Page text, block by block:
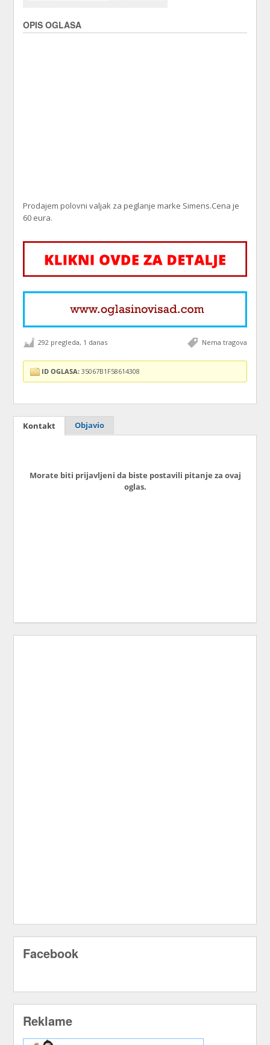
OPIS OGLASA
Prodajem polovni valjak za peglanje marke Simens.Cena je
60 eura.
Nema tragova
292 pregleda, 1 danas
ID OGLASA: 35067B1F58614308
Kontakt Objavio
Morate biti prijavljeni da biste postavili pitanje za ovaj
oglas.
Facebook
Reklame